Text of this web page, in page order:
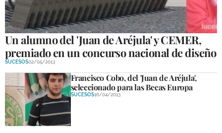
Un alumno del 'Juan de Aréjula' y CEMER,
premiado en un concurso nacional de diseño
SUCESOS02/05/2013
Francisco Cobo, del 'Juan de Aréjula',
seleccionado para las Becas Europa
SUCESOS16/04/2013